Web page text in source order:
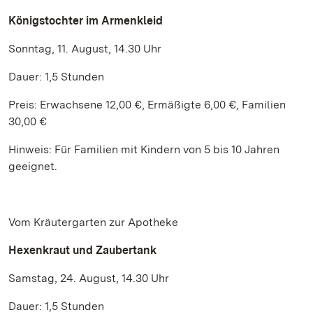
Königstochter im Armenkleid
Sonntag, 11. August, 14.30 Uhr
Dauer: 1,5 Stunden
Preis: Erwachsene 12,00 €, Ermäßigte 6,00 €, Familien
30,00 €
Hinweis: Für Familien mit Kindern von 5 bis 10 Jahren
geeignet.
Vom Kräutergarten zur Apotheke
Hexenkraut und Zaubertank
Samstag, 24. August, 14.30 Uhr
Dauer: 1,5 Stunden